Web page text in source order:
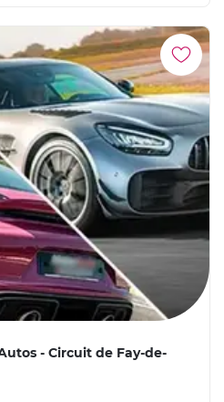
- Circuit de Fay-de-